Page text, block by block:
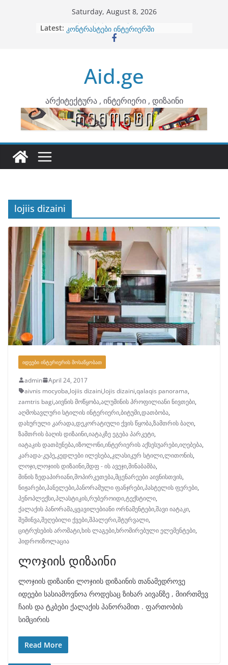
Saturday, August 8, 2026
Latest: ბინების გაერთიანება
კონტრასტები ინტერიერში
ინტერიერის დიზიანი
არტემიდი წარმოგიდგენთ
Aid.ge
არქიტექტურა , ინტერიერი , დიზაინი
lojiis dizaini
ᲘᲓᲔᲔᲑᲘ ᲘᲜᲢᲔᲠᲘᲔᲠᲘᲡ ᲛᲝᲡᲐᲬᲧᲝᲑᲐᲗ
admin
April 24, 2017
aivnis mocyoba,lojiis dizaini,lojis dizaini,qalaqis panorama,
zamtris bagi,აივნის მოწყობა,ალუმინის პროფილიანი ნივთები,
აღმოსავლური სტილის ინტერიერი,ბიტუმი,დათბობა,
დახურული კარადა,დეკორატიული ქვის წყობა,ზამთრის ბაღი,
ზამთრის ბაღის დიზაინი,იატაკზე ეგება პარკეტი,
იატაკის დათბუნება,იზოლონი,ინტერიერის აქსესუარები,იღებება,
კარადა-კუპე,კედლები ილესება,კლასიკურ სტილი,ლითონის,
ლოჯი,ლოჯიის დიზაინი,მდფ - ის ავეჯი,მინაბამბა,
მინის ზედაპირიანი,მოპირკეთება,მცენარეები აივნისთვის,
ნიჟარები,პანელები,პანორამული ფანჯრები,პასტელის ფერები,
პენოპლექსი,პლასტიკის,რუბეროიდი,ტექსტილი,
ქალაქის პანორამა,ყვავილებიანი ორნამენტები,შავი იატაკი,
შემინვა,შეღებილი ქვები,შპალერი,შტურვალი,
ციტრუსების არომატი,ხის ლაგები,ხრომირებული ელემენტები,
ჰიდროიზოლაცია
ლოჯიის დიზაინი
ლოჯიის დიზაინი ლოჯიის დიზაინის თანამედროვე
იდეები სასიამოვნოა როდესაც ზიხარ აივანზე , მიირთმევ
ჩაის და ტკბები ქალაქის პანორამით . ფართობის
სიმცირის
Read More